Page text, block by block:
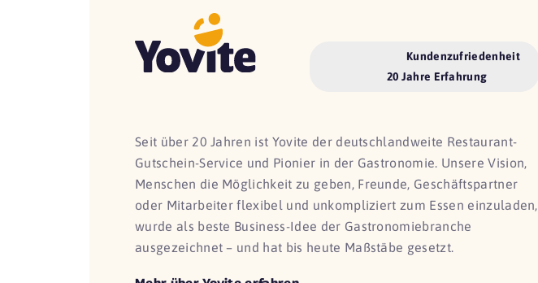
Kundenzufriedenheit
20 Jahre Erfahrung
Seit über 20 Jahren ist Yovite der deutschlandweite Restaurant-
Gutschein-Service und Pionier in der Gastronomie. Unsere Vision,
Menschen die Möglichkeit zu geben, Freunde, Geschäftspartner
oder Mitarbeiter flexibel und unkompliziert zum Essen einzuladen,
wurde als beste Business-Idee der Gastronomiebranche
ausgezeichnet – und hat bis heute Maßstäbe gesetzt.